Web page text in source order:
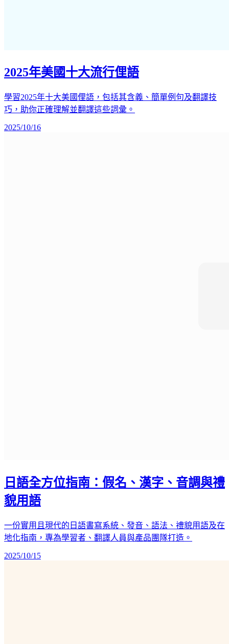
2025年美國十大流行俚語
學習2025年十大美國俚語，包括其含義、簡單例句及翻譯技
巧，助你正確理解並翻譯這些詞彙。
2025/10/16
日語全方位指南：假名、漢字、音調與禮
貌用語
一份實用且現代的日語書寫系統、發音、語法、禮貌用語及在
地化指南，專為學習者、翻譯人員與產品團隊打造。
2025/10/15